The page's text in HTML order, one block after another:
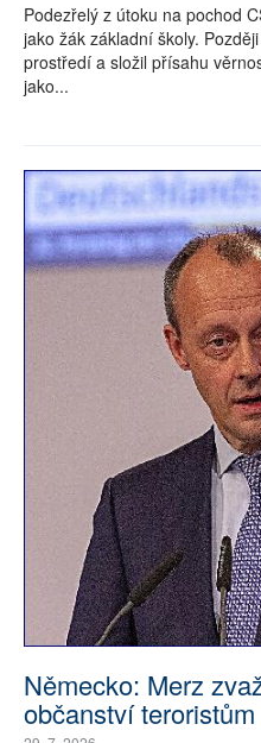
Podezřelý z útoku na pochod
jako žák základní školy.
prostředí a složil přísahu
jako...
Německo: Merz
občanství teroristům